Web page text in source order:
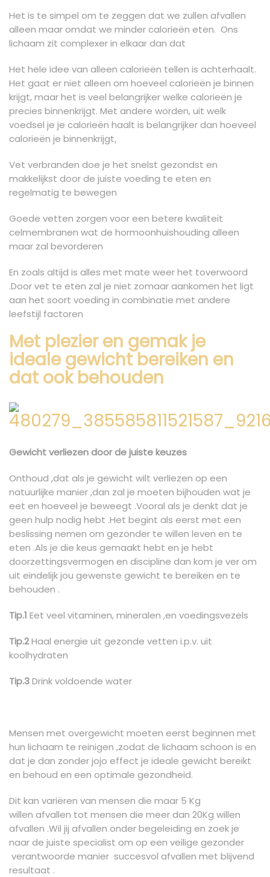
Het is te simpel om te zeggen dat we zullen afvallen
alleen maar omdat we minder calorieën eten. Ons
lichaam zit complexer in elkaar dan dat
Het hele idee van alleen calorieën tellen is achterhaalt.
Het gaat er niet alleen om hoeveel calorieën je binnen
krijgt, maar het is veel belangrijker welke calorieën je
precies binnenkrijgt. Met andere worden, uit welk
voedsel je je calorieën haalt is belangrijker dan hoeveel
calorieën je binnenkrijgt.
Vet verbranden doe je het snelst gezondst en
makkelijkst door de juiste voeding te eten en
regelmatig te bewegen
Goede vetten zorgen voor een betere kwaliteit
celmembranen wat de hormoonhuishouding alleen
maar zal bevorderen
En zoals altijd is alles met mate weer het toverwoord
.Door vet te eten zal je niet zomaar aankomen het ligt
aan het soort voeding in combinatie met andere
leefstijl factoren
Met plezier en gemak je
ideale gewicht bereiken en
dat ook behouden
Gewicht verliezen door de juiste keuzes
Onthoud ,dat als je gewicht wilt verliezen op een
natuurlijke manier ,dan zal je moeten bijhouden wat je
eet en hoeveel je beweegt .Vooral als je denkt dat je
geen hulp nodig hebt .Het begint als eerst met een
beslissing nemen om gezonder te willen leven en te
eten .Als je die keus gemaakt hebt en je hebt
doorzettingsvermogen en discipline dan kom je ver om
uit eindelijk jou gewenste gewicht te bereiken en te
behouden .
Tip.1 Eet veel vitaminen, mineralen ,en voedingsvezels
Tip.2Haal energie uit gezonde vetten i.p.v. uit
koolhydraten
Tip.3Drink voldoende water
Mensen met overgewicht moeten eerst beginnen met
hun lichaam te reinigen ,zodat de lichaam schoon is en
dat je dan zonder jojo effect je ideale gewicht bereikt
en behoud en een optimale gezondheid.
Dit kan variëren van mensen die maar 5 Kg
willen afvallen tot mensen die meer dan 20Kg willen
afvallen .Wil jij afvallen onder begeleiding en zoek je
naar de juiste specialist om op een veilige gezonder
verantwoorde manier succesvol afvallen met blijvend
resultaat .